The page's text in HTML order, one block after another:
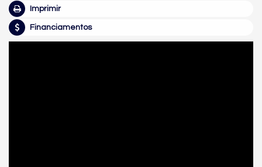
Imprimir
Financiamentos